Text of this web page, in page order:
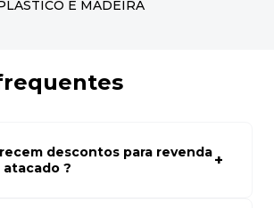
E MADEIRA
descontos para revenda
?